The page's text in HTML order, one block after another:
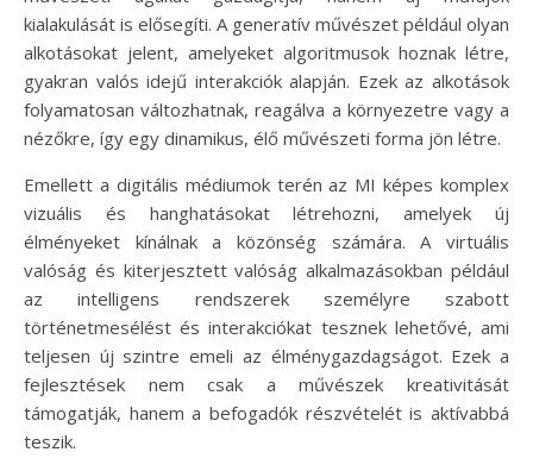
kialakulását is elősegíti. A generatív művészet például olyan
alkotásokat jelent, amelyeket algoritmusok hoznak létre,
gyakran valós idejű interakciók alapján. Ezek az alkotások
folyamatosan változhatnak, reagálva a környezetre vagy a
nézőkre, így egy dinamikus, élő művészeti forma jön létre.
Emellett a digitális médiumok terén az MI képes komplex
vizuális és hanghatásokat létrehozni, amelyek új
élményeket kínálnak a közönség számára. A virtuális
valóság és kiterjesztett valóság alkalmazásokban például
az intelligens rendszerek személyre szabott
történetmesélést és interakciókat tesznek lehetővé, ami
teljesen új szintre emeli az élménygazdagságot. Ezek a
fejlesztések nem csak a művészek kreativitását
támogatják, hanem a befogadók részvételét is aktívabbá
teszik.